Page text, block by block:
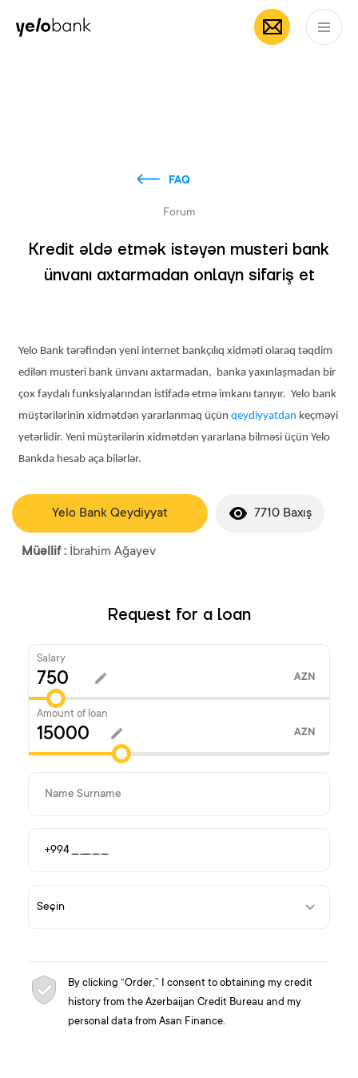
Individuals
FAQ
Forum
Kredit əldə etmək istəyən musteri bank
ünvanı axtarmadan onlayn sifariş et
Yelo Bank tərəfindən yeni internet bankçılıq xidməti olaraq təqdim
edilən musteri bank ünvanı axtarmadan, banka yaxınlaşmadan bir
çox faydalı funksiyalarından istifadə etmə imkanı tanıyır. Yelo bank
müştərilərinin xidmətdən yararlanmaq üçün qeydiyyatdan keçməyi
yetərlidir. Yeni müştərilərin xidmətdən yararlana bilməsi üçün Yelo
Bankda hesab aça bilərlər.
Yelo Bank Qeydiyyat 7710 Baxış
Müəllif : İbrahim Ağayev
Request for a loan
Salary
AZN
Amount of loan
AZN
By clicking “Order,” I consent to obtaining my credit
history from the Azerbaijan Credit Bureau and my
personal data from Asan Finance.